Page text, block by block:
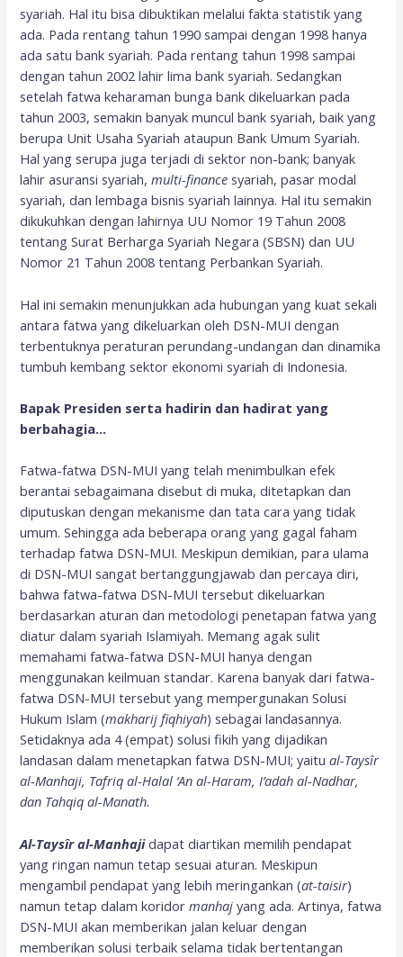
syariah. Hal itu bisa dibuktikan melalui fakta statistik yang
ada. Pada rentang tahun 1990 sampai dengan 1998 hanya
ada satu bank syariah. Pada rentang tahun 1998 sampai
dengan tahun 2002 lahir lima bank syariah. Sedangkan
setelah fatwa keharaman bunga bank dikeluarkan pada
tahun 2003, semakin banyak muncul bank syariah, baik yang
berupa Unit Usaha Syariah ataupun Bank Umum Syariah.
Hal yang serupa juga terjadi di sektor non-bank; banyak
lahir asuransi syariah,multi-finance syariah, pasar modal
syariah, dan lembaga bisnis syariah lainnya. Hal itu semakin
dikukuhkan dengan lahirnya UU Nomor 19 Tahun 2008
tentang Surat Berharga Syariah Negara (SBSN) dan UU
Nomor 21 Tahun 2008 tentang Perbankan Syariah.
Hal ini semakin menunjukkan ada hubungan yang kuat sekali
antara fatwa yang dikeluarkan oleh DSN-MUI dengan
terbentuknya peraturan perundang-undangan dan dinamika
tumbuh kembang sektor ekonomi syariah di Indonesia.
Bapak Presiden serta hadirin dan hadirat yang
berbahagia…
Fatwa-fatwa DSN-MUI yang telah menimbulkan efek
berantai sebagaimana disebut di muka, ditetapkan dan
diputuskan dengan mekanisme dan tata cara yang tidak
umum. Sehingga ada beberapa orang yang gagal faham
terhadap fatwa DSN-MUI. Meskipun demikian, para ulama
di DSN-MUI sangat bertanggungjawab dan percaya diri,
bahwa fatwa-fatwa DSN-MUI tersebut dikeluarkan
berdasarkan aturan dan metodologi penetapan fatwa yang
diatur dalam syariah Islamiyah. Memang agak sulit
memahami fatwa-fatwa DSN-MUI hanya dengan
menggunakan keilmuan standar. Karena banyak dari fatwa-
fatwa DSN-MUI tersebut yang mempergunakan Solusi
Hukum Islam (makharijfiqhiyah) sebagai landasannya.
Setidaknya ada 4 (empat) solusi fikih yang dijadikan
landasan dalam menetapkan fatwa DSN-MUI; yaitual-Taysîr
al-Manhaji, Tafriq al-Halal ‘An al-Haram, I’adah al-Nadhar,
dan Tahqiq al-Manath.
Al-Taysîr al-Manhajidapat diartikan memilih pendapat
yang ringan namun tetap sesuai aturan. Meskipun
mengambil pendapat yang lebih meringankan (at-taisir)
namun tetap dalam koridormanhajyang ada. Artinya, fatwa
DSN-MUI akan memberikan jalan keluar dengan
memberikan solusi terbaik selama tidak bertentangan